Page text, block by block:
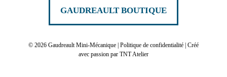
GAUDREAULT BOUTIQUE
© 2026 Gaudreault Mini-Mécanique | Politique de confidentialité| Créé
avec passion par TNT Atelier